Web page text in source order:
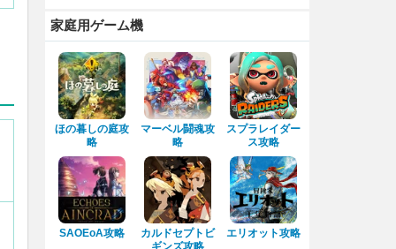
家庭用ゲーム機
ほの暮しの庭攻
略
マーベル闘魂攻
略
スプラレイダー
ス攻略
SAOEoA攻略
カルドセプトビ
ギンズ攻略
エリオット攻略